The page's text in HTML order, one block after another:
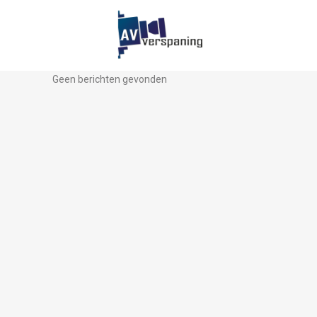
Geen berichten gevonden